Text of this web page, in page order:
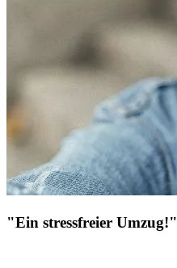
"Ein stressfreier Umzug!"